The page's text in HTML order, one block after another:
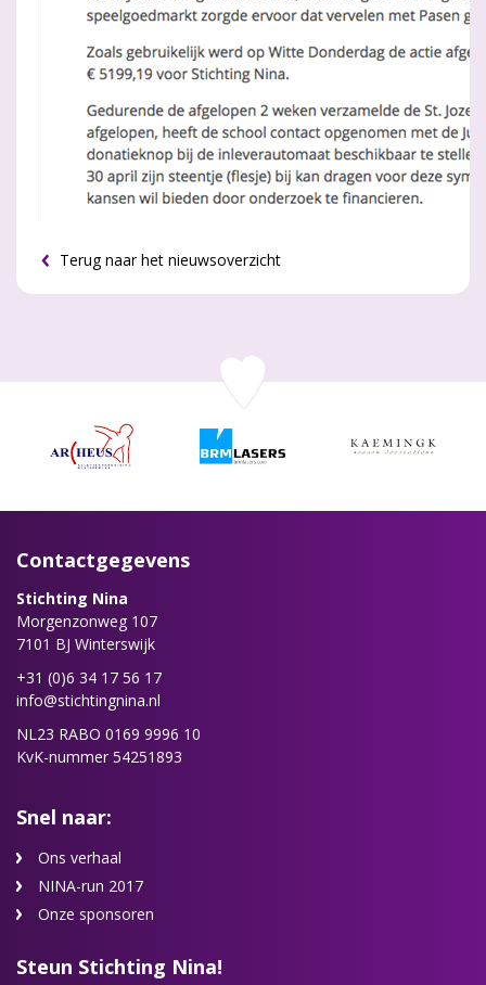
Terug naar het nieuwsoverzicht
Contactgegevens
Stichting Nina
Morgenzonweg 107
7101 BJ Winterswijk
+31 (0)6 34 17 56 17
info@stichtingnina.nl
NL23 RABO 0169 9996 10
KvK-nummer 54251893
Snel naar:
Ons verhaal
NINA-run 2017
Onze sponsoren
Steun Stichting Nina!